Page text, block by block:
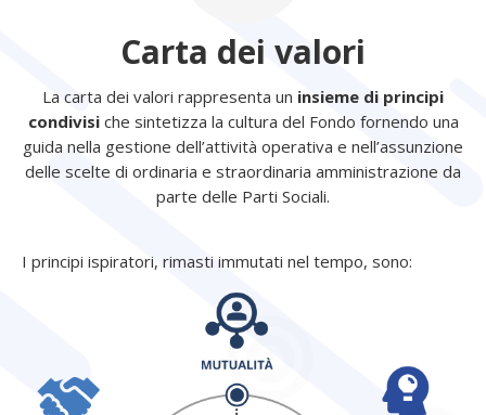
Carta dei valori
La carta dei valori rappresenta un insieme di principi
condivisiche sintetizza la cultura del Fondo fornendo una
guida nella gestione dell’attività operativa e nell’assunzione
delle scelte di ordinaria e straordinaria amministrazione da
parte delle Parti Sociali.
I principi ispiratori, rimasti immutati nel tempo, sono: